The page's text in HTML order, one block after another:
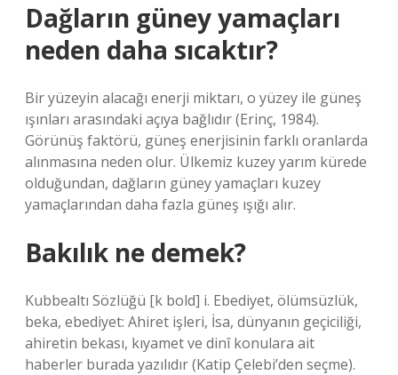
Dağların güney yamaçları
neden daha sıcaktır?
Bir yüzeyin alacağı enerji miktarı, o yüzey ile güneş
ışınları arasındaki açıya bağlıdır (Erinç, 1984).
Görünüş faktörü, güneş enerjisinin farklı oranlarda
alınmasına neden olur. Ülkemiz kuzey yarım kürede
olduğundan, dağların güney yamaçları kuzey
yamaçlarından daha fazla güneş ışığı alır.
Bakılık ne demek?
Kubbealtı Sözlüğü [k bold] i. Ebediyet, ölümsüzlük,
beka, ebediyet: Ahiret işleri, İsa, dünyanın geçiciliği,
ahiretin bekası, kıyamet ve dinî konulara ait
haberler burada yazılıdır (Katip Çelebi’den seçme).